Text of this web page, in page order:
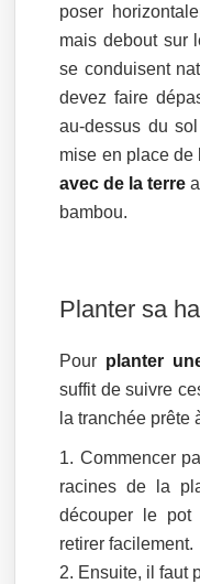
poser
mais debout sur
se conduisent
devez faire
au-dessus du
mise en place de
avec de la terre
bambou.
Planter sa
Pour planter
suffit de suivre
la tranchée prête
Commencer
racines de la
découper le
retirer facilement.
Ensuite, il faut